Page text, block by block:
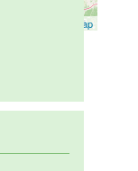
OpenStreetMap